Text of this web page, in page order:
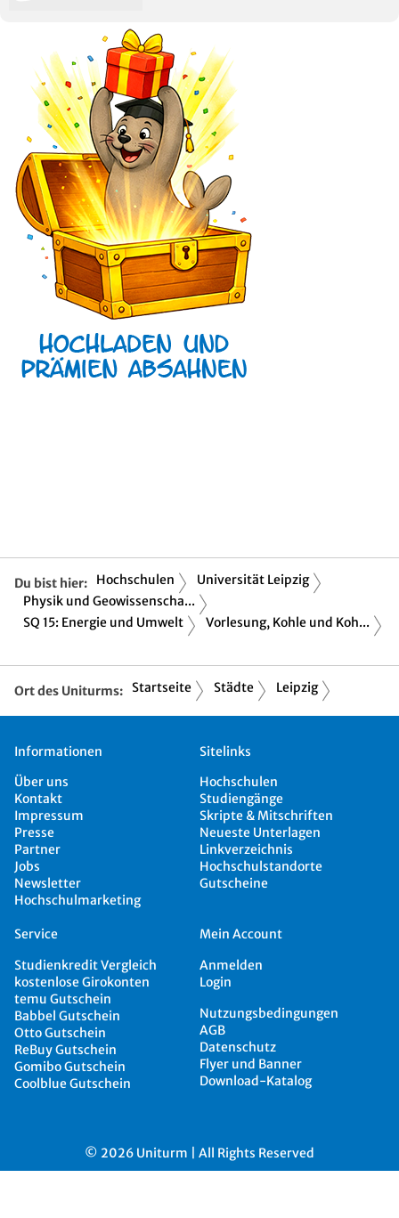
Du bist hier: Hochschulen
Universität Leipzig
Physik und Geowissenscha...
SQ 15: Energie und Umwelt
Vorlesung, Kohle und Koh...
Ort des Uniturms: Startseite Städte Leipzig
Informationen
Über uns
Kontakt
Impressum
Presse
Partner
Jobs
Newsletter
Hochschulmarketing
Sitelinks
Hochschulen
Studiengänge
Skripte & Mitschriften
Neueste Unterlagen
Linkverzeichnis
Hochschulstandorte
Gutscheine
Service
Studienkredit Vergleich
kostenlose Girokonten
temu Gutschein
Babbel Gutschein
Otto Gutschein
ReBuy Gutschein
Gomibo Gutschein
Coolblue Gutschein
Mein Account
Anmelden
Login
Nutzungsbedingungen
AGB
Datenschutz
Flyer und Banner
Download-Katalog
© 2026 Uniturm | All Rights Reserved